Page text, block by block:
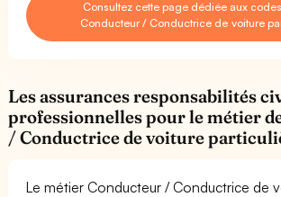
Consultez cette page dédiée aux
Conducteur / Conductrice de voiture
Les assurances responsabilités
professionnelles pour le métier
/ Conductrice de voiture
Le métier Conducteur / Conductrice de